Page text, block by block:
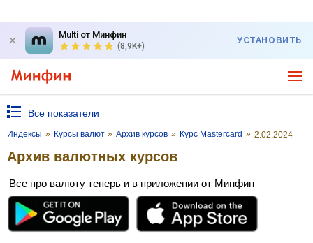
Multi от Минфин
(8,9K+)
УСТАНОВИТЬ
Все показатели
Индексы » Курсы валют » Архив курсов » Курс Mastercard » 2.02.2024
Архив валютных курсов
Все про валюту теперь и в приложении от Минфин